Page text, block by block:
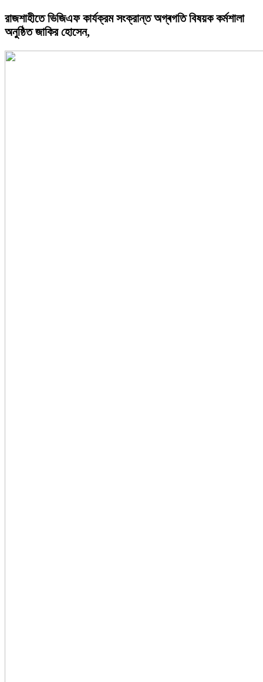
রাজশাহীতে ভিজিএফ কার্যক্রম সংক্রান্ত অগ্ৰগতি বিষয়ক কর্মশালা
অনুষ্ঠিত জাকির হোসেন,